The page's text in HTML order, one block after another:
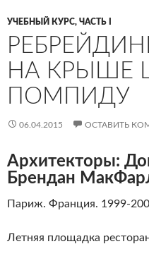
УЧЕБНЫЙ КУРС, ЧАСТЬ I
НА КРЫШЕ
ПОМПИДУ
06.04.2015 ОСТАВИТЬ
Архитекторы:
Брендан
Париж. Франция. 1999-
Летняя площадка